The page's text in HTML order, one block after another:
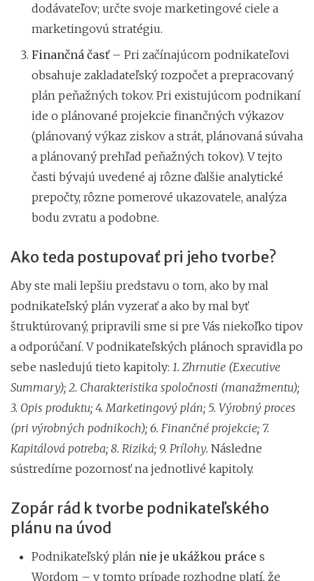
dodávateľov; určte svoje marketingové ciele a
marketingovú stratégiu.
Finančná časť– Pri začínajúcom podnikateľovi
obsahuje zakladateľský rozpočet a prepracovaný
plán peňažných tokov. Pri existujúcom podnikaní
ide o plánované projekcie finančných výkazov
(plánovaný výkaz ziskov a strát, plánovaná súvaha
a plánovaný prehľad peňažných tokov). V tejto
časti bývajú uvedené aj rôzne ďalšie analytické
prepočty, rôzne pomerové ukazovatele, analýza
bodu zvratu a podobne.
Ako teda postupovať pri jeho tvorbe?
Aby ste mali lepšiu predstavu o tom, ako by mal
podnikateľský plán vyzerať a ako by mal byť
štruktúrovaný, pripravili sme si pre Vás niekoľko tipov
a odporúčaní. V podnikateľských plánoch spravidla po
sebe nasledujú tieto kapitoly: 1. Zhrnutie (Executive
Summary); 2. Charakteristika spoločnosti (manažmentu);
3. Opis produktu; 4. Marketingový plán; 5. Výrobný proces
(pri výrobných podnikoch); 6. Finančné projekcie; 7.
Kapitálová potreba; 8. Riziká; 9. Prílohy. Následne
sústredíme pozornosť na jednotlivé kapitoly.
Zopár rád k tvorbe podnikateľského
plánu na úvod
Podnikateľský plán nie je ukážkou práce s
Wordom – v tomto prípade rozhodne platí, že